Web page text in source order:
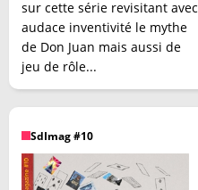
sur cette série revisitant avec
audace inventivité le mythe
de Don Juan mais aussi de
jeu de rôle...
SdImag #10